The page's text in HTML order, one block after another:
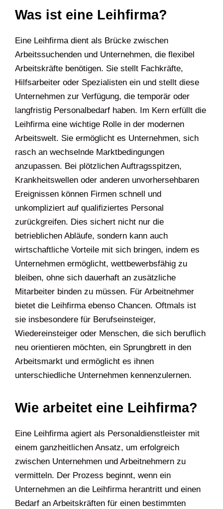
Was ist eine Leihfirma?
Eine Leihfirma dient als Brücke zwischen
Arbeitssuchenden und Unternehmen, die flexibel
Arbeitskräfte benötigen. Sie stellt Fachkräfte,
Hilfsarbeiter oder Spezialisten ein und stellt diese
Unternehmen zur Verfügung, die temporär oder
langfristig Personalbedarf haben. Im Kern erfüllt die
Leihfirma eine wichtige Rolle in der modernen
Arbeitswelt. Sie ermöglicht es Unternehmen, sich
rasch an wechselnde Marktbedingungen
anzupassen. Bei plötzlichen Auftragsspitzen,
Krankheitswellen oder anderen unvorhersehbaren
Ereignissen können Firmen schnell und
unkompliziert auf qualifiziertes Personal
zurückgreifen. Dies sichert nicht nur die
betrieblichen Abläufe, sondern kann auch
wirtschaftliche Vorteile mit sich bringen, indem es
Unternehmen ermöglicht, wettbewerbsfähig zu
bleiben, ohne sich dauerhaft an zusätzliche
Mitarbeiter binden zu müssen. Für Arbeitnehmer
bietet die Leihfirma ebenso Chancen. Oftmals ist
sie insbesondere für Berufseinsteiger,
Wiedereinsteiger oder Menschen, die sich beruflich
neu orientieren möchten, ein Sprungbrett in den
Arbeitsmarkt und ermöglicht es ihnen
unterschiedliche Unternehmen kennenzulernen.
Wie arbeitet eine Leihfirma?
Eine Leihfirma agiert als Personaldienstleister mit
einem ganzheitlichen Ansatz, um erfolgreich
zwischen Unternehmen und Arbeitnehmern zu
vermitteln. Der Prozess beginnt, wenn ein
Unternehmen an die Leihfirma herantritt und einen
Bedarf an Arbeitskräften für einen bestimmten